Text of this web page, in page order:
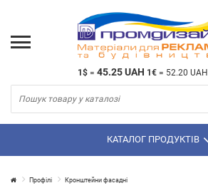
1$ = 45.25 UAH 1€ = 52.20 UAH
КАТАЛОГ ПРОДУКТІВ
Профілі Кронштейни фасадні